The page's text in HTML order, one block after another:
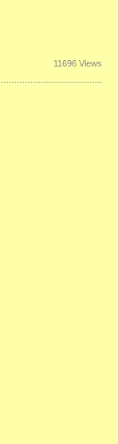
11696 Views